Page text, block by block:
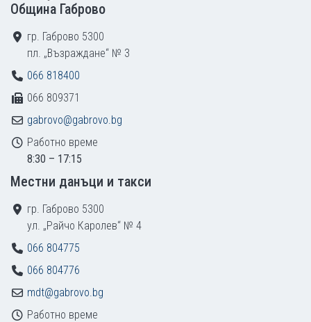
Община Габрово
гр. Габрово 5300
пл. „Възраждане“ № 3
066 818400
066 809371
gabrovo@gabrovo.bg
Работно време
8:30 – 17:15
Местни данъци и такси
гр. Габрово 5300
ул. „Райчо Каролев“ № 4
066 804775
066 804776
mdt@gabrovo.bg
Работно време